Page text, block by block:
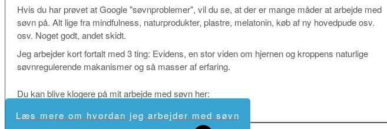
Hvis du har prøvet at Google "søvnproblemer", vil du se, at der er mange måder at arbejde med
søvn på. Alt lige fra mindfulness, naturprodukter, plastre, melatonin, køb af ny hovedpude osv.
osv. Noget godt, andet skidt.
Jeg arbejder kort fortalt med 3 ting: Evidens, en stor viden om hjernen og kroppens naturlige
søvnregulerende makanismer og så masser af erfaring.
Du kan blive klogere på mit arbejde med søvn her:
Læs mere om hvordan jeg arbejder med søvn